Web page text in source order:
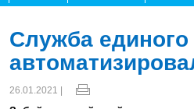
Служба единого
26.01.2021 |